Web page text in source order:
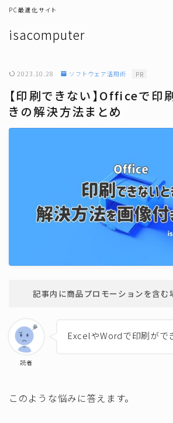
isacomputer
PC最適化サイト
2023.10.28 ソフトウェア活用術 PR
【印刷できない】Officeで印
きの解決方法まとめ
記事内に商品プロモーションを含む
読者
ExcelやWordで印刷がで
このような悩みに答えます。